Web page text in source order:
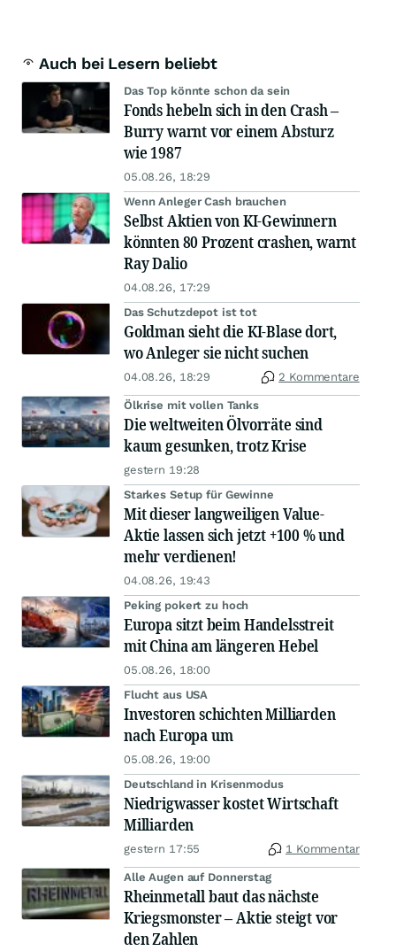
Auch bei Lesern beliebt
Das Top könnte schon da sein
Fonds hebeln sich in den Crash –
Burry warnt vor einem Absturz
wie 1987
05.08.26, 18:29
Wenn Anleger Cash brauchen
Selbst Aktien von KI-Gewinnern
könnten 80 Prozent crashen, warnt
Ray Dalio
04.08.26, 17:29
Das Schutzdepot ist tot
Goldman sieht die KI-Blase dort,
wo Anleger sie nicht suchen
04.08.26, 18:29 2 Kommentare
Ölkrise mit vollen Tanks
Die weltweiten Ölvorräte sind
kaum gesunken, trotz Krise
gestern 19:28
Starkes Setup für Gewinne
Mit dieser langweiligen Value-
Aktie lassen sich jetzt +100 % und
mehr verdienen!
04.08.26, 19:43
Peking pokert zu hoch
Europa sitzt beim Handelsstreit
mit China am längeren Hebel
05.08.26, 18:00
Flucht aus USA
Investoren schichten Milliarden
nach Europa um
05.08.26, 19:00
Deutschland in Krisenmodus
Niedrigwasser kostet Wirtschaft
Milliarden
gestern 17:55 1 Kommentar
Alle Augen auf Donnerstag
Rheinmetall baut das nächste
Kriegsmonster – Aktie steigt vor
den Zahlen